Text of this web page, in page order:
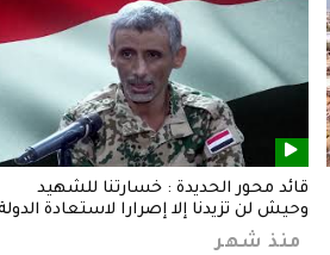
قائد محور الحديدة : خسارتنا للشهيد
وحيش لن تزيدنا إلا إصرارا لاستعادة
منذ شهر